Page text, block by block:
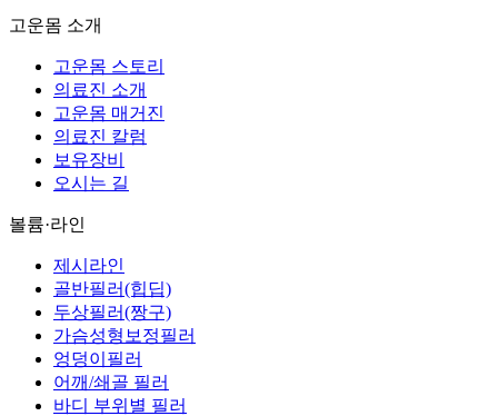
고운몸 소개
고운몸 스토리
의료진 소개
고운몸 매거진
의료진 칼럼
보유장비
오시는 길
볼륨·라인
제시라인
골반필러(힙딥)
두상필러(짱구)
가슴성형보정필러
엉덩이필러
어깨/쇄골 필러
바디 부위별 필러